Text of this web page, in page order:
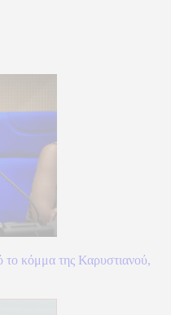
κόμμα της Καρυστιανού,